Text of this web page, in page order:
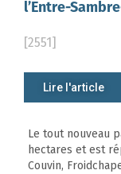
l’Entre-
[2551]
Lire l'article
Le tout nouveau
hectares et est
Couvin,